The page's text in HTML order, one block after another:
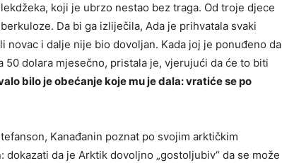
koji je ubrzo nestao bez traga. Od troje djece
Da bi ga izliječila, Ada je prihvatala svaki
novac i dalje nije bio dovoljan. Kada joj je ponuđeno da
dolara mjesečno, pristala je, vjerujući da će to biti
bilo je obećanje koje mu je dala: vratiće se po
Kanađanin poznat po svojim arktičkim
da je Arktik dovoljno „gostoljubiv“ da se može